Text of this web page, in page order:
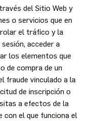
del Sitio Web y
o servicios que en
el tráfico y la
acceder a
los elementos que
de compra de un
fraude vinculado a la
de inscripción o
a efectos de la
el que funciona el